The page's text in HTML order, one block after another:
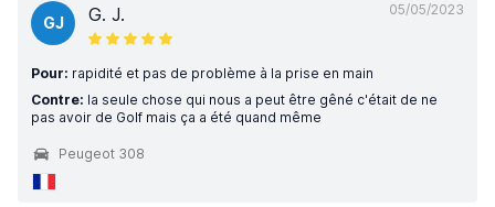
05/05/2023
GJ G. J.
Pour: rapidité et pas de problème à la prise en main
Contre: la seule chose qui nous a peut être gêné c'était de ne
pas avoir de Golf mais ça a été quand même
Peugeot 308